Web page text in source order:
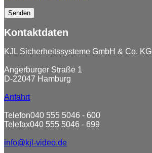
Kontaktdaten
KJL Sicherheitssysteme GmbH & Co. KG
Angerburger Straße 1
D-22047 Hamburg
Anfahrt
Telefon040 555 5046 - 600
Telefax040 555 5046 - 699
info@kjl-video.de